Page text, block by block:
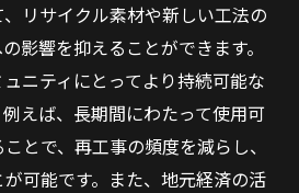
リサイクル素材や新しい工法の
影響を抑えることができます。
ニティにとってより持続可能な
えば、長期間にわたって使用可
とで、再工事の頻度を減らし、
可能です。また、地元経済の活